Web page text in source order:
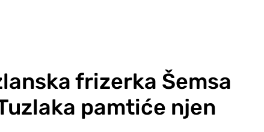
frizerka Šemsa
pamtiće njen